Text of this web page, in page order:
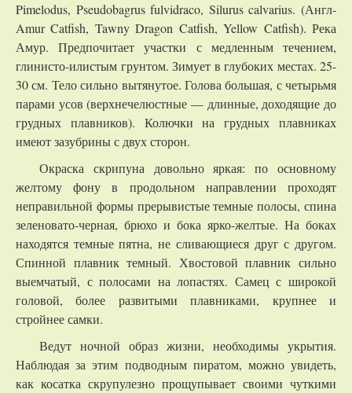
Pimelodus, Pseudobagrus fulvidraco, Silurus calvarius. (Англ-
Amur Catfish, Tawny Dragon Catfish, Yellow Catfish). Река
Амур. Предпочитает участки с медленным течением,
глинисто-илистым грунтом. Зимует в глубоких местах. 25-
30 см. Тело сильно вытянутое. Голова большая, с четырьмя
парами усов (верхнечелюстные — длинные, доходящие до
грудных плавников). Колючки на грудных плавниках
имеют зазубрины с двух сторон.
Окраска скрипуна довольно яркая: по основному
желтому фону в продольном направлении проходят
неправильной формы прерывистые темные полосы, спина
зеленовато-черная, брюхо и бока ярко-желтые. На боках
находятся темные пятна, не сливающиеся друг с другом.
Спинной плавник темный. Хвостовой плавник сильно
выемчатый, с полосами на лопастях. Самец с широкой
головой, более развитыми плавниками, крупнее и
стройнее самки.
Ведут ночной образ жизни, необходимы укрытия.
Наблюдая за этим подводным пиратом, можно увидеть,
как косатка скрупулезно прощупывает своими чуткими